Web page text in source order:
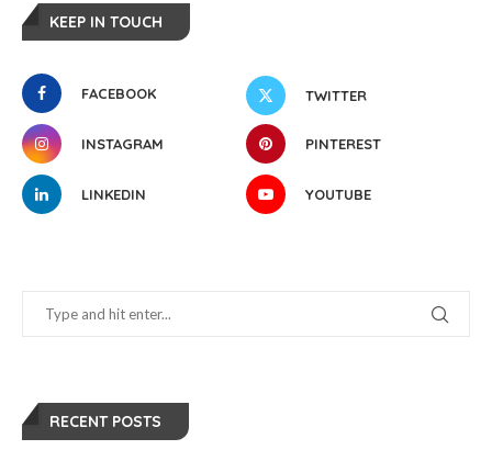
KEEP IN TOUCH
FACEBOOK TWITTER
INSTAGRAM PINTEREST
LINKEDIN YOUTUBE
RECENT POSTS